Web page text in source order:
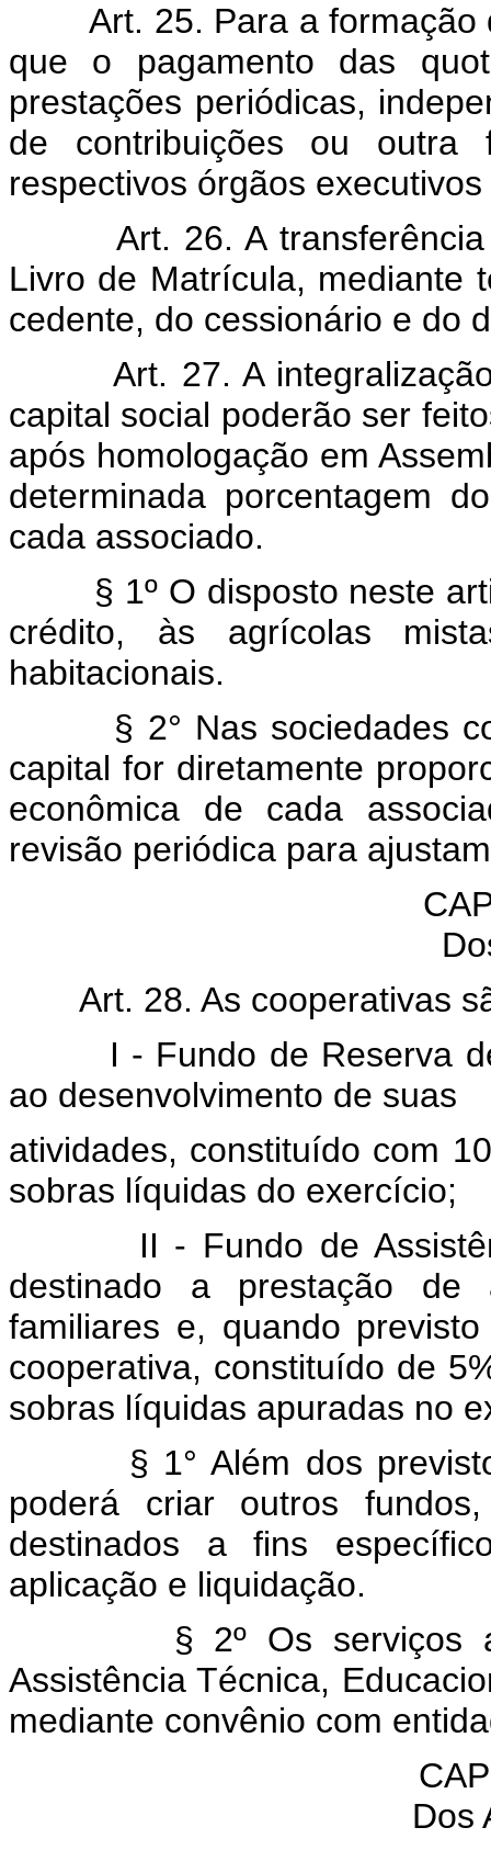
Art. 25. Para a
que o pagamento das
prestações periódicas,
de contribuições ou outra
respectivos órgãos
Art. 26. A
Livro de Matrícula, mediante
cedente, do cessionário e do
Art. 27. A
capital social poderão ser
após homologação em
determinada porcentagem
cada associado.
§ 1º O disposto neste
crédito, às agrícolas
habitacionais.
§ 2° Nas sociedades
capital for diretamente
econômica de cada
revisão periódica para
Art. 28. As cooperativas
I - Fundo de Reserva
ao desenvolvimento de suas
atividades, constituído com
sobras líquidas do exercício;
II - Fundo de
destinado a prestação de
familiares e, quando
cooperativa, constituído de
sobras líquidas apuradas no
§ 1° Além dos previstos
poderá criar outros
destinados a fins
aplicação e liquidação.
§ 2º Os serviços a
Assistência Técnica,
mediante convênio com
Dos